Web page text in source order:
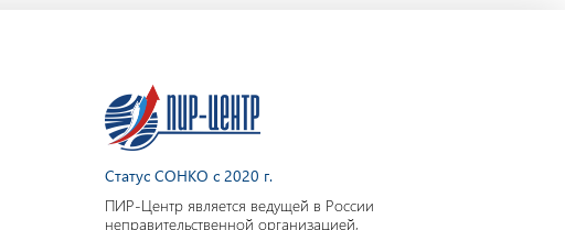
Статус СОНКО с 2020 г.
ПИР-Центр является ведущей в России
неправительственной организацией,